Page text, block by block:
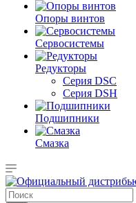
Опоры винтов
Сервосистемы
Редукторы
Серия DSC
Серия DSH
Подшипники
Смазка